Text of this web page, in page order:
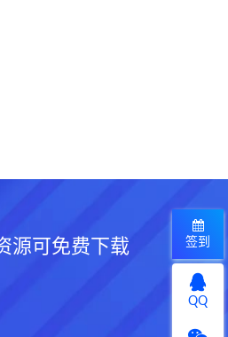
源可免费下载 签到
QQ